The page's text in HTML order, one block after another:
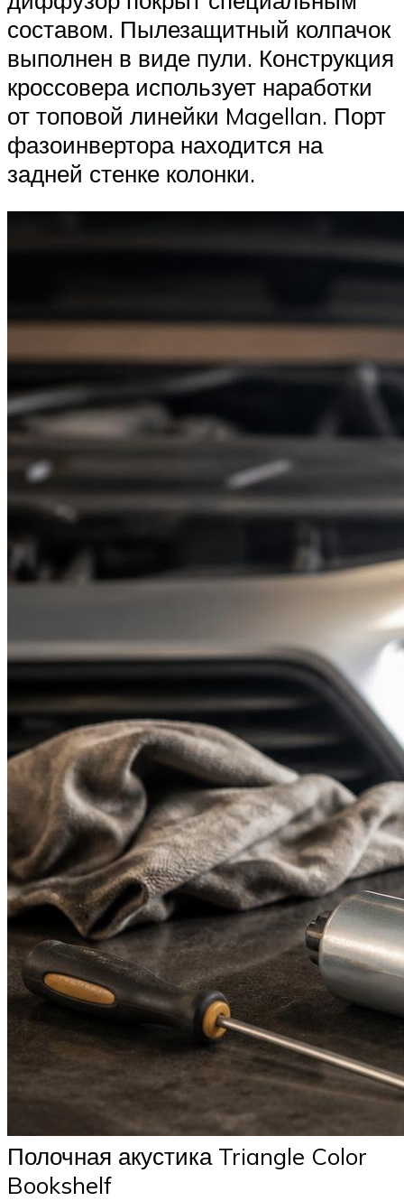
составом. Пылезащитный колпачок
выполнен в виде пули. Конструкция
кроссовера использует наработки
от топовой линейки Magellan. Порт
фазоинвертора находится на
задней стенке колонки.
Полочная акустика Triangle Color
Bookshelf